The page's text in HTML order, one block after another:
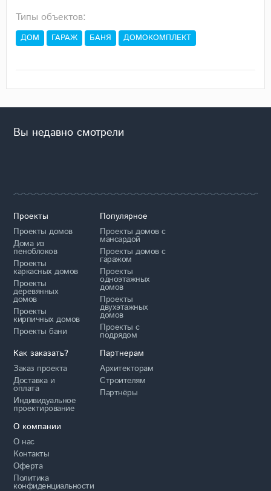
Типы объектов:
ДОМ ГАРАЖ БАНЯ ДОМОКОМПЛЕКТ
Вы недавно смотрели
Проекты
Проекты домов
Дома из
пеноблоков
Проекты
каркасных домов
Проекты
деревянных
домов
Проекты
кирпичных домов
Проекты бани
Популярное
Проекты домов с
мансардой
Проекты домов с
гаражом
Проекты
одноэтажных
домов
Проекты
двухэтажных
домов
Проекты с
подрядом
Как заказать?
Заказ проекта
Доставка и
оплата
Индивидуальное
проектирование
Партнерам
Архитекторам
Строителям
Партнёры
О компании
О нас
Контакты
Оферта
Политика
конфиденциальности